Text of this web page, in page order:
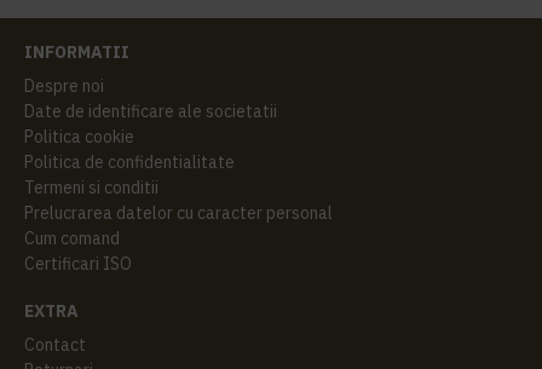
INFORMATII
Despre noi
Date de identificare ale societatii
Politica cookie
Politica de confidentialitate
Termeni si conditii
Prelucrarea datelor cu caracter personal
Cum comand
Certificari ISO
EXTRA
Contact